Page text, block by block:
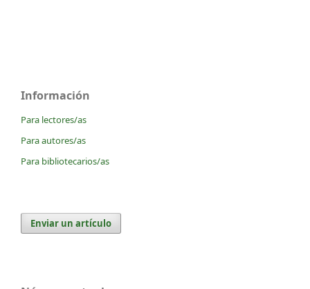
Información
Para lectores/as
Para autores/as
Para bibliotecarios/as
Enviar un artículo